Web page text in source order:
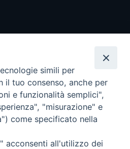
- Tutti i diritti riservati - Vita
simili per
il tuo consenso, anche per
e funzionalità semplici",
"misurazione" e
come specificato nella
acconsenti all'utilizzo dei